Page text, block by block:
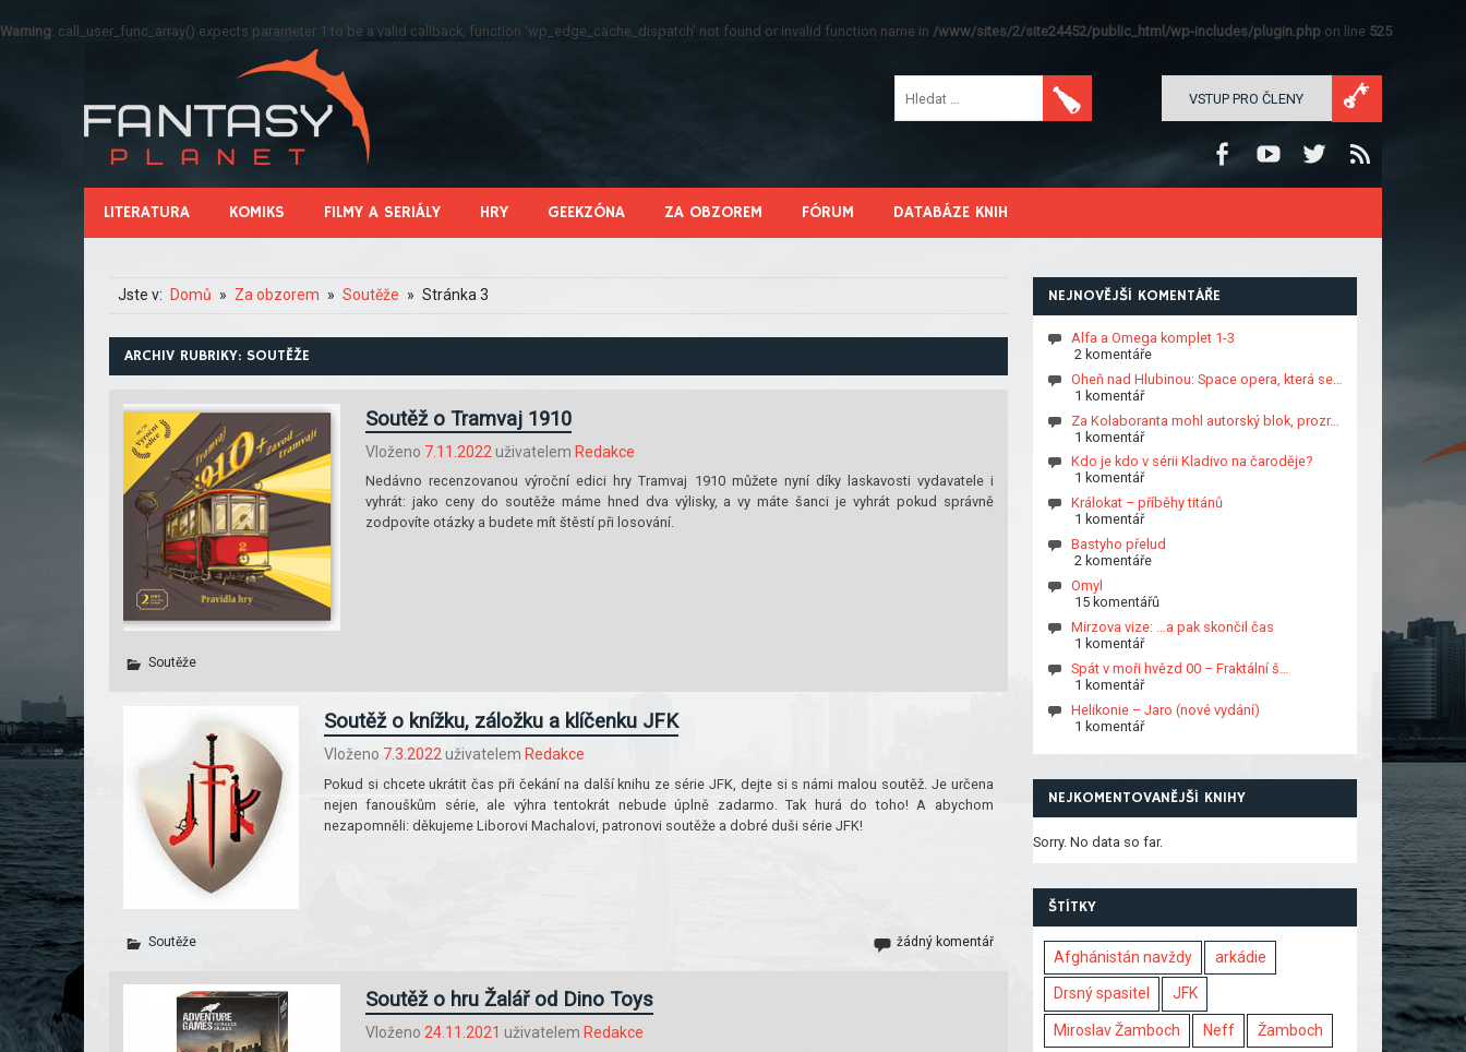
Warning: call_user_func_array() expects parameter 1 to be a valid callback, function 'wp_edge_cache_dispatch' not found or invalid function name in /www/sites/2/site24452/public_html/wp-includes/plugin.php on line 525
VSTUP PRO ČLENY
LITERATURA KOMIKS FILMY A SERIÁLY HRY GEEKZÓNA ZA OBZOREM FÓRUM DATABÁZE KNIH
Jste v: Domů Za obzorem Soutěže Stránka 3
ARCHIV RUBRIKY: SOUTĚŽE
Soutěž o Tramvaj 1910
Vloženo 7.11.2022 uživatelem Redakce
Nedávno recenzovanou výroční edici hry Tramvaj 1910 můžete nyní díky laskavosti vydavatele i
vyhrát: jako ceny do soutěže máme hned dva výlisky, a vy máte šanci je vyhrát pokud správně
zodpovíte otázky a budete mít štěstí při losování.
Soutěže
Soutěž o knížku, záložku a klíčenku JFK
Vloženo 7.3.2022uživatelem Redakce
Pokud si chcete ukrátit čas při čekání na další knihu ze série JFK, dejte si s námi malou soutěž. Je určena
nejen fanouškům série, ale výhra tentokrát nebude úplně zadarmo. Tak hurá do toho! A abychom
nezapomněli: děkujeme Liborovi Machalovi, patronovi soutěže a dobré duši série JFK!
Soutěže žádný komentář
Soutěž o hru Žalář od Dino Toys
Vloženo24.11.2021 uživatelem Redakce
NEJNOVĚJŠÍ KOMENTÁŘE
Alfa a Omega komplet 1-3
2 komentáře
Oheň nad Hlubinou: Space opera, která se…
1 komentář
Za Kolaboranta mohl autorský blok, prozr…
1 komentář
Kdo je kdo v sérii Kladivo na čaroděje?
1 komentář
Králokat – příběhy titánů
1 komentář
Bastyho přelud
2 komentáře
Omyl
15 komentářů
Mirzova vize: …a pak skončil čas
1 komentář
Spát v moři hvězd 00 – Fraktální š…
1 komentář
Helikonie – Jaro (nové vydání)
1 komentář
NEJKOMENTOVANĚJŠÍ KNIHY
Sorry. No data so far.
ŠTÍTKY
Afghánistán navždy arkádie
Drsný spasitel JFK
Miroslav Žamboch Neff Žamboch